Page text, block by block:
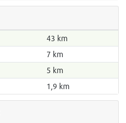
43 km
7 km
5 km
1,9 km